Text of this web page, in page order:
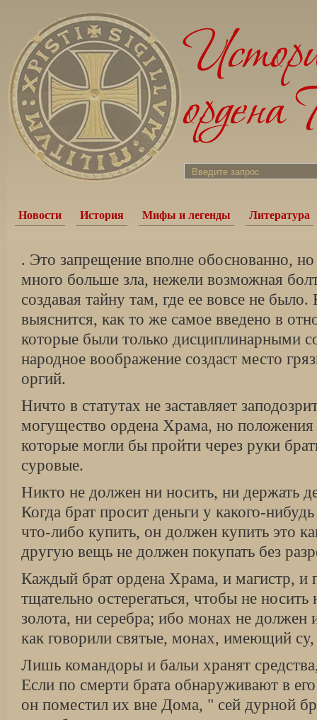
Новости История Мифы и легенды Литература
. Это запрещение вполне обоснованно,
много больше зла, нежели возможная
создавая тайну там, где ее вовсе не
выяснится, как то же самое введено в
которые были только дисциплинарными
народное воображение создаст место
оргий.
Ничто в статутах не заставляет
могущество ордена Храма, но положения
которые могли бы пройти через руки
суровые.
Никто не должен ни носить, ни держать
Когда брат просит деньги у какого-
что-либо купить, он должен купить это
другую вещь не должен покупать без
Каждый брат ордена Храма, и магистр, и
тщательно остерегаться, чтобы не
золота, ни серебра; ибо монах не должен
как говорили святые, монах, имеющий су,
Лишь командоры и бальи хранят
Если по смерти брата обнаруживают в
он поместил их вне Дома, " сей дурной